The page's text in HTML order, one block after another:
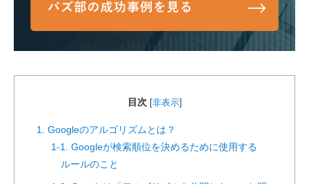
目次 [非表示]
1. Googleのアルゴリズムとは？
1-1. Googleが検索順位を決めるために使用する
ルールのこと